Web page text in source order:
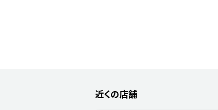
近くの店舗